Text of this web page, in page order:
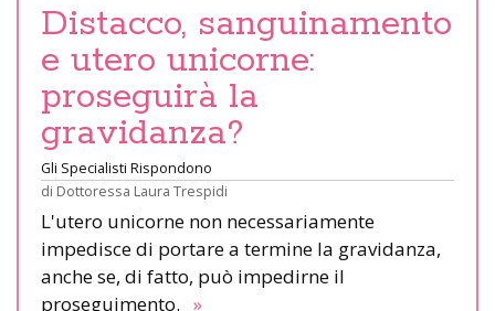
Distacco, sanguinamento
e utero unicorne:
proseguirà la
gravidanza?
Gli Specialisti Rispondono
di Dottoressa Laura Trespidi
L'utero unicorne non necessariamente
impedisce di portare a termine la gravidanza,
anche se, di fatto, può impedirne il
proseguimento. »